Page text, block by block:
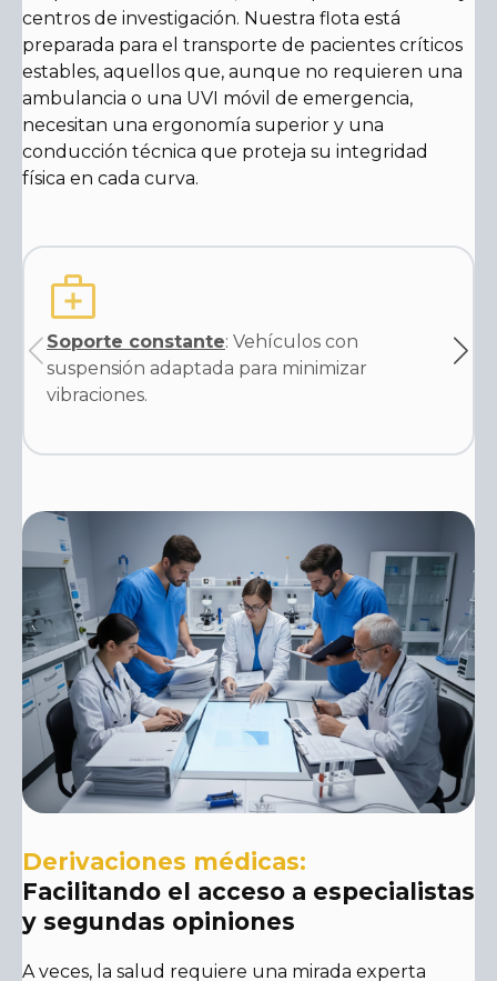
centros de investigación. Nuestra flota está
preparada para el transporte de pacientes críticos
estables, aquellos que, aunque no requieren una
ambulancia o una UVI móvil de emergencia,
necesitan una ergonomía superior y una
conducción técnica que proteja su integridad
física en cada curva.
Soporte constante: Vehículos con
suspensión adaptada para minimizar
vibraciones.
Derivaciones médicas:
Facilitando el acceso a especialistas
y segundas opiniones
A veces, la salud requiere una mirada experta